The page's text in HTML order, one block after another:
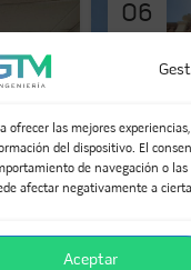
ofrecer las mejores
del dispositivo. El
de navegación o
afectar negativamente a
Aceptar
06